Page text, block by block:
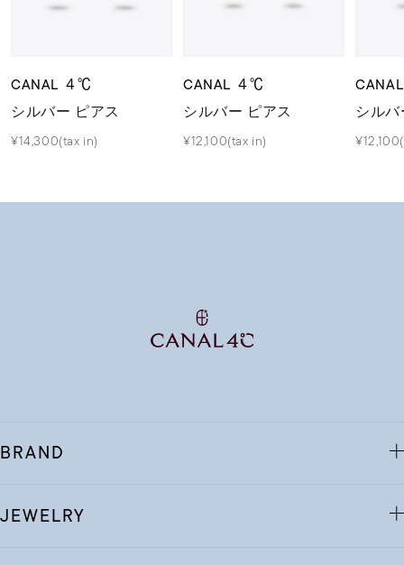
CANAL ４℃
シルバー ピアス
¥14,300(tax in)
CANAL ４℃
シルバー ピアス
¥12,100(tax in)
シル
BRAND
JEWELRY